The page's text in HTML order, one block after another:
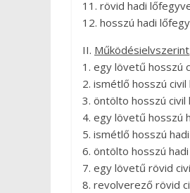
11. rövid hadi
12. hosszú hadi
II. Működésielvszerint
1. egy lövetű hosszú
2. ismétlő hosszú
3. öntölto hosszú
4. egy lövetű hosszú
5. ismétlő hosszú
6. öntölto hosszú
7. egy lövetű rövid
8. revolverező rövid